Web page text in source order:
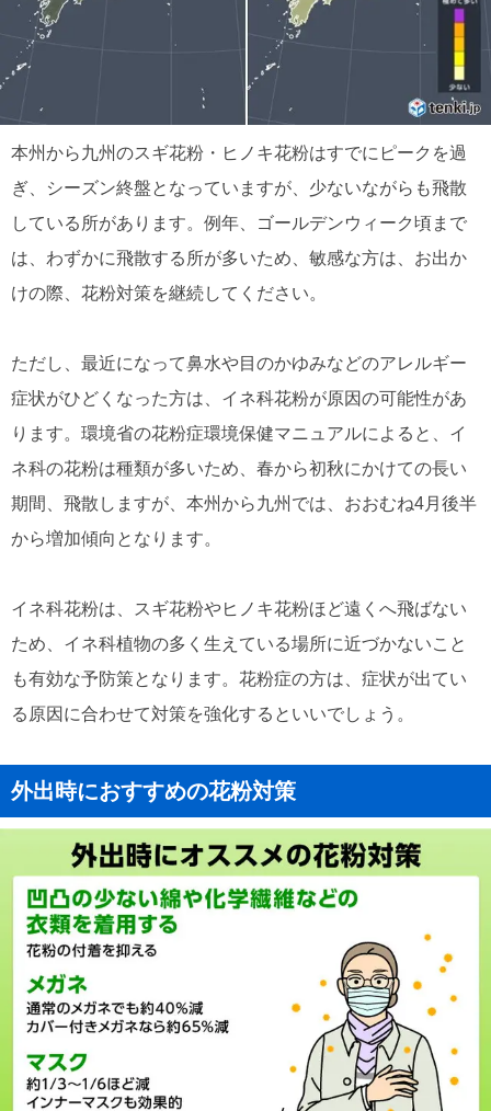
本州から九州のスギ花粉・ヒノキ花粉はすでにピークを過
ぎ、シーズン終盤となっていますが、少ないながらも飛散
している所があります。例年、ゴールデンウィーク頃まで
は、わずかに飛散する所が多いため、敏感な方は、お出か
けの際、花粉対策を継続してください。
ただし、最近になって鼻水や目のかゆみなどのアレルギー
症状がひどくなった方は、イネ科花粉が原因の可能性があ
ります。環境省の花粉症環境保健マニュアルによると、イ
ネ科の花粉は種類が多いため、春から初秋にかけての長い
期間、飛散しますが、本州から九州では、おおむね4月後半
から増加傾向となります。
イネ科花粉は、スギ花粉やヒノキ花粉ほど遠くへ飛ばない
ため、イネ科植物の多く生えている場所に近づかないこと
も有効な予防策となります。花粉症の方は、症状が出てい
る原因に合わせて対策を強化するといいでしょう。
外出時におすすめの花粉対策